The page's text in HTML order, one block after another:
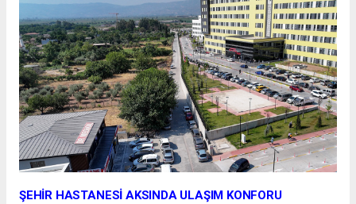
ŞEHİR HASTANESİ AKSINDA ULAŞIM KONFORU